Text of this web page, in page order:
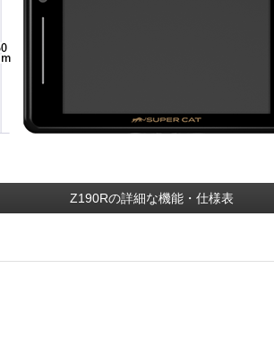
Z190Rの詳細な機能・仕様表